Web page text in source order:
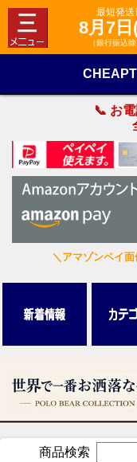
最短発送
8月7日
（銀行振込除
📞 お
＼アマゾンペイ
商品検索